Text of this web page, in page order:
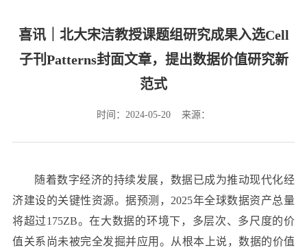
喜讯｜北大宋洁教授课题组研究成果入选Cell
子刊Patterns封面文章，提出数据价值研究新
范式
时间：2024-05-20 来源：
随着数字经济的持续发展，数据已成为推动现代化经
济建设的关键性资源。据预测，2025年全球数据资产总量
将超过175ZB。在大数据的环境下，多层次、多尺度的价
值关系尚未被完全发掘并应用。从根本上说，数据的价值